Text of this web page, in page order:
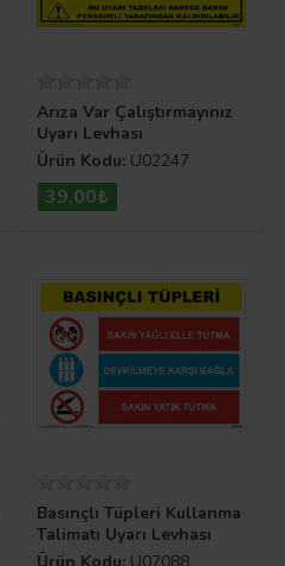
Arıza Var Çalıştırmayınız
Uyarı Levhası
Ürün Kodu: U02247
39,00₺
Basınçlı Tüpleri Kullanma
Talimatı Uyarı Levhası